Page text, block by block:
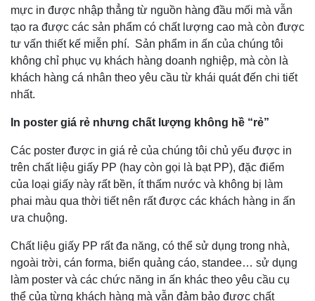
mực in được nhập thẳng từ nguồn hàng đầu mối mà vẫn
tạo ra được các sản phẩm có chất lượng cao mà còn được
tư vấn thiết kế miễn phí. Sản phẩm in ấn của chúng tôi
không chỉ phục vụ khách hàng doanh nghiệp, mà còn là
khách hàng cá nhân theo yêu cầu từ khái quát đến chi tiết
nhất.
In poster giá rẻ nhưng chất lượng không hề “rẻ”
Các poster được in giá rẻ của chúng tôi chủ yếu được in
trên chất liệu giấy PP (hay còn gọi là bạt PP), đặc điểm
của loại giấy này rất bền, ít thấm nước và không bị làm
phai màu qua thời tiết nên rất được các khách hàng in ấn
ưa chuộng.
Chất liệu giấy PP rất đa năng, có thể sử dụng trong nhà,
ngoài trời, cán forma, biển quảng cáo, standee… sử dụng
làm poster và các chức năng in ấn khác theo yêu cầu cụ
thể của từng khách hàng mà vẫn đảm bảo được chất